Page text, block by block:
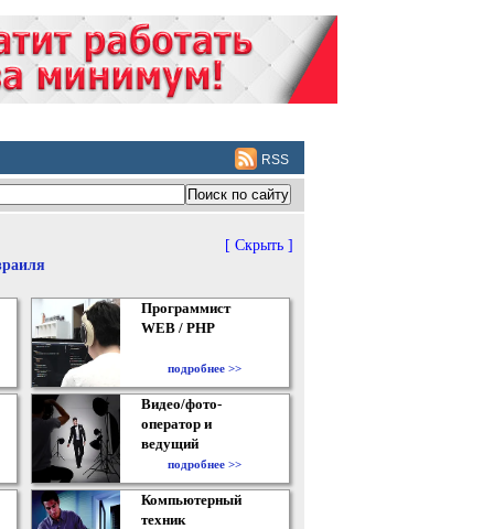
RSS
[ Скрыть ]
Программист
WEB / PHP
подробнее >>
Видео/фото-
оператор и
ведущий
подробнее >>
Компьютерный
техник